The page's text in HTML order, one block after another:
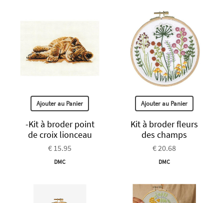
Ajouter au Panier
-Kit à broder point
de croix lionceau
€ 15.95
DMC
Ajouter au Panier
Kit à broder fleurs
des champs
€ 20.68
DMC